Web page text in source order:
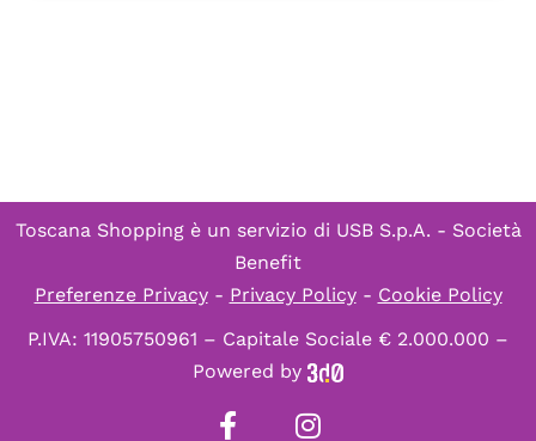
Toscana Shopping è un servizio di USB S.p.A. - Società
Benefit
Preferenze Privacy- Privacy Policy- Cookie Policy
P.IVA: 11905750961 – Capitale Sociale € 2.000.000 –
Powered by